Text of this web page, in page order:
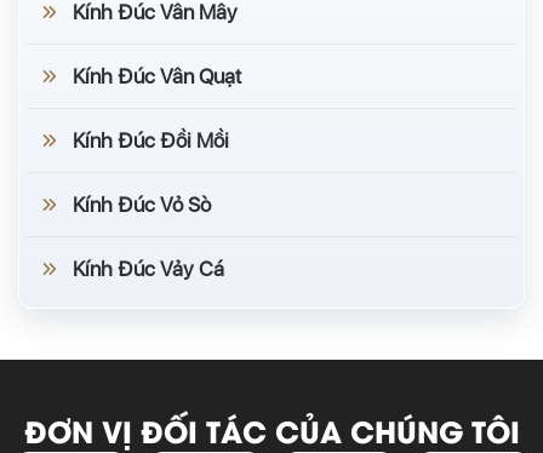
Kính Đúc Vân Mây
Kính Đúc Vân Quạt
Kính Đúc Đồi Mồi
Kính Đúc Vỏ Sò
Kính Đúc Vảy Cá
ĐƠN VỊ ĐỐI TÁC CỦA CHÚNG TÔI